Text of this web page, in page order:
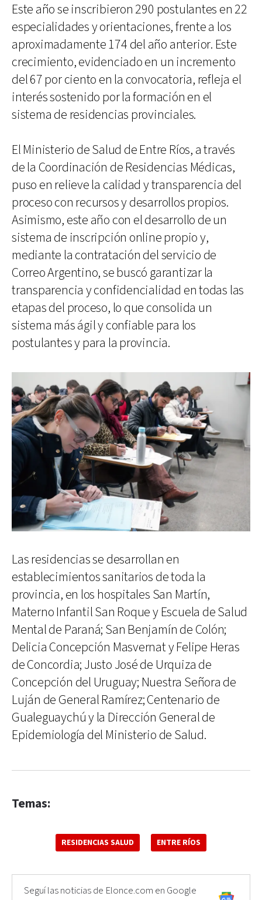
Este año se inscribieron 290 postulantes en 22
especialidades y orientaciones, frente a los
aproximadamente 174 del año anterior. Este
crecimiento, evidenciado en un incremento
del 67 por ciento en la convocatoria, refleja el
interés sostenido por la formación en el
sistema de residencias provinciales.
El Ministerio de Salud de Entre Ríos, a través
de la Coordinación de Residencias Médicas,
puso en relieve la calidad y transparencia del
proceso con recursos y desarrollos propios.
Asimismo, este año con el desarrollo de un
sistema de inscripción online propio y,
mediante la contratación del servicio de
Correo Argentino, se buscó garantizar la
transparencia y confidencialidad en todas las
etapas del proceso, lo que consolida un
sistema más ágil y confiable para los
postulantes y para la provincia.
Las residencias se desarrollan en
establecimientos sanitarios de toda la
provincia, en los hospitales San Martín,
Materno Infantil San Roque y Escuela de Salud
Mental de Paraná; San Benjamín de Colón;
Delicia Concepción Masvernat y Felipe Heras
de Concordia; Justo José de Urquiza de
Concepción del Uruguay; Nuestra Señora de
Luján de General Ramírez; Centenario de
Gualeguaychú y la Dirección General de
Epidemiología del Ministerio de Salud.
Temas:
RESIDENCIAS SALUD ENTRE RÍOS
Seguí las noticias de Elonce.com en Google